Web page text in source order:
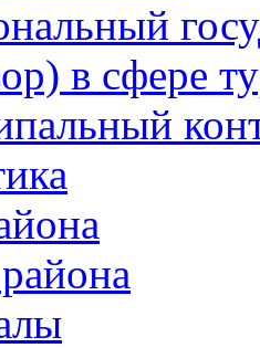
в сфере